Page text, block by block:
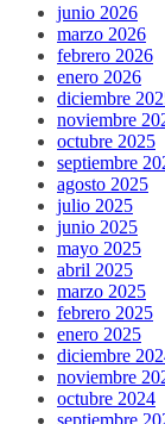
junio 2026
marzo 2026
febrero 2026
enero 2026
diciembre
noviembre
octubre 2025
septiembre
agosto 2025
julio 2025
junio 2025
mayo 2025
abril 2025
marzo 2025
febrero 2025
enero 2025
diciembre
noviembre
octubre 2024
septiembre